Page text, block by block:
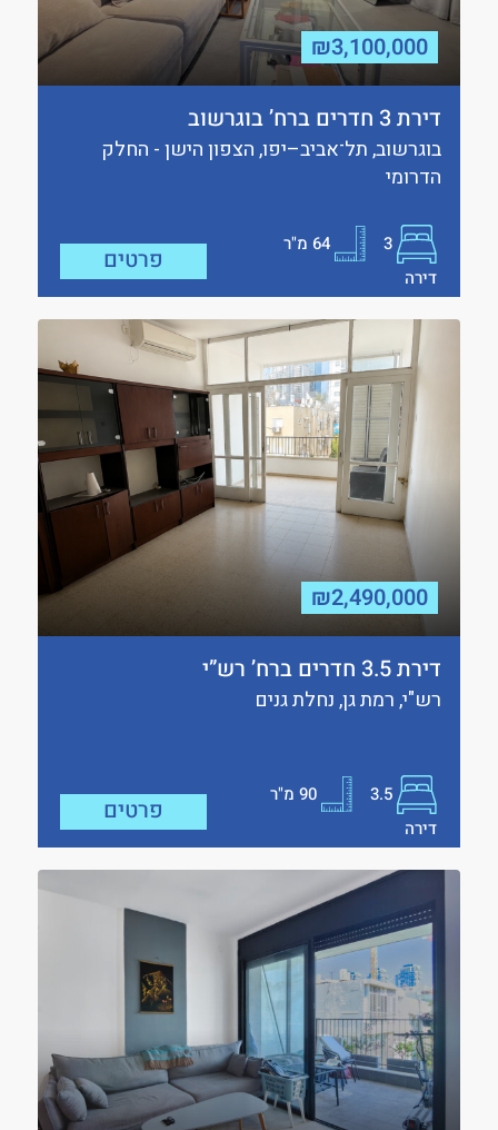
₪3,100,000
דירת 3 חדרים ברח’ בוגרשוב
בוגרשוב, תל־אביב–יפו, הצפון הישן - החלק
הדרומי
3
64מ"ר
דירה
פרטים
₪2,490,000
דירת 3.5 חדרים ברח’ רש”י
רש"י, רמת גן, נחלת גנים
3.5
90מ"ר
דירה
פרטים